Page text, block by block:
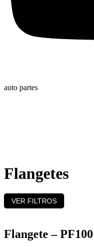
auto partes
Flangetes
VER FILTROS
Flangete –